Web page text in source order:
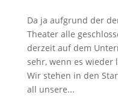
Da ja aufgrund der
Theater alle
derzeit auf dem
sehr, wenn es
Wir stehen in den
all unsere...